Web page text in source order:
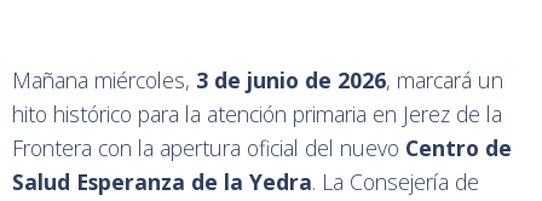
Mañana miércoles, 3 de junio de 2026, marcará un
hito histórico para la atención primaria en Jerez de la
Frontera con la apertura oficial del nuevo Centro de
Salud Esperanza de la Yedra. La Consejería de